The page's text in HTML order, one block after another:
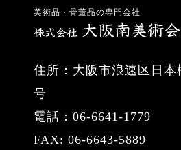
美術品・骨董品の専門会社
住所：大阪市浪速区日本
号
電話：06-6641-1779
FAX: 06-6643-5889